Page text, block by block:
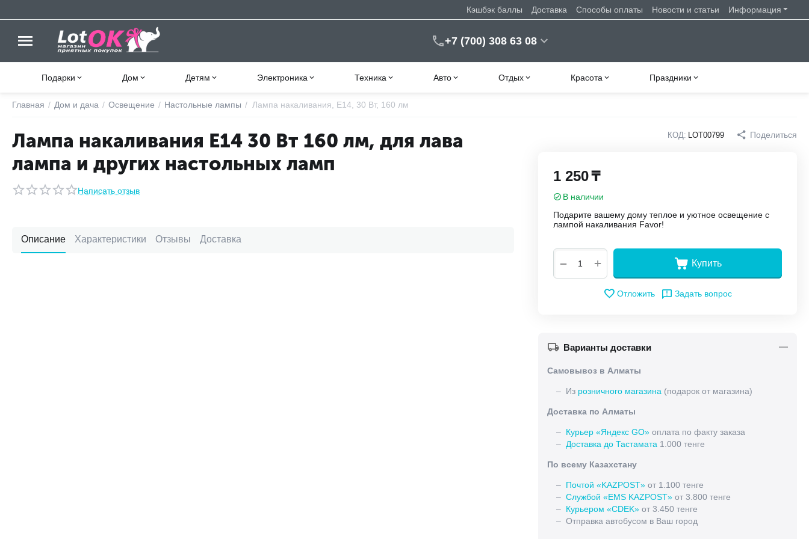
Кэшбэк баллы Доставка Способы оплаты Новости и статьи Информация
+7 (700) 308 63 08
Подарки Дом Детям Электроника Техника Авто Отдых Красота Праздники
Главная / Дом и дача / Освещение / Настольные лампы / Лампа накаливания, E14, 30 Вт, 160 лм
Лампа накаливания E14 30 Вт 160 лм, для лава
лампа и других настольных ламп
Написать отзыв
КОД: LOT00799 Поделиться
1 250₸
В наличии
Подарите вашему дому теплое и уютное освещение с
лампой накаливания Favor!
+
− Купить
Отложить Задать вопрос
Варианты доставки
Самовывоз в Алматы
– Из розничного магазина (подарок от магазина)
Доставка по Алматы
– Курьер «Яндекс GO» оплата по факту заказа
– Доставка до Тастамата 1.000 тенге
По всему Казахстану
– Почтой «KAZPOST» от 1.100 тенге
– Службой «EMS KAZPOST» от 3.800 тенге
– Курьером «CDEK» от 3.450 тенге
– Отправка автобусом в Ваш город
Описание Характеристики Отзывы Доставка